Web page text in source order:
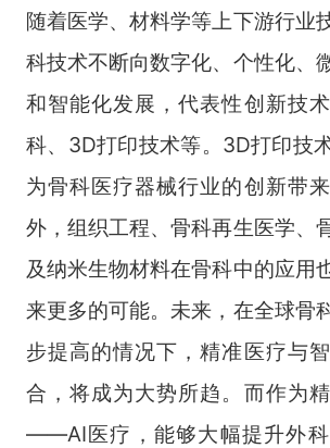
随着医学、材料学等上下游行业
科技术不断向数字化、个性化、
和智能化发展，代表性创新技
科、3D打印技术等。3D打印技
为骨科医疗器械行业的创新带
外，组织工程、骨科再生医学、
及纳米生物材料在骨科中的应用
来更多的可能。未来，在全球骨
步提高的情况下，精准医疗与
合，将成为大势所趋。而作为
——AI医疗，能够大幅提升外